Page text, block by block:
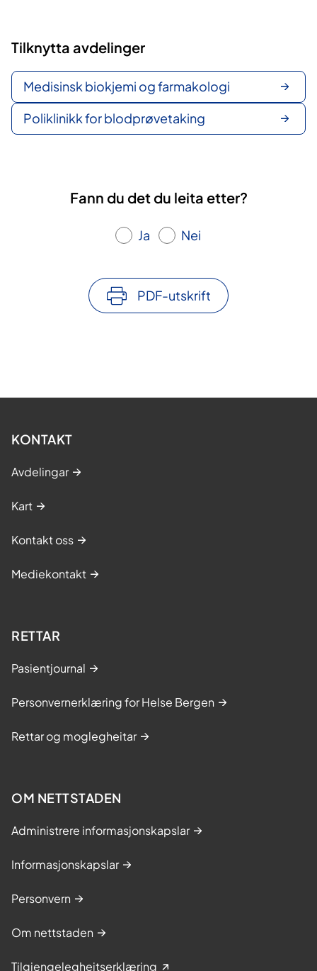
Tilknytta avdelinger
Medisinsk biokjemi og farmakologi
Poliklinikk for blodprøvetaking
Fann du det du leita etter?
Ja Nei
PDF-utskrift
KONTAKT
Avdelingar
Kart
Kontakt oss
Mediekontakt
RETTAR
Pasientjournal
Personvernerklæring for Helse Bergen
Rettar og moglegheitar
OM NETTSTADEN
Administrere informasjonskapslar
Informasjonskapslar
Personvern
Om nettstaden
Tilgjengelegheitserklæring